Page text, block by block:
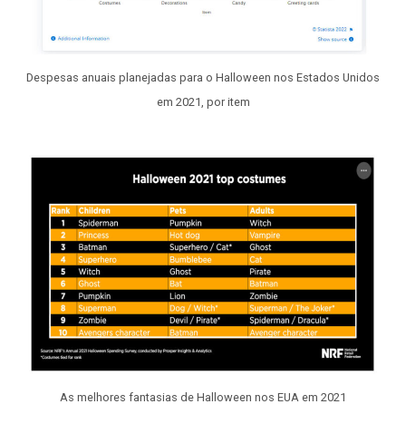
Despesas anuais planejadas para o Halloween nos Estados Unidos
em 2021, por item
As melhores fantasias de Halloween nos EUA em 2021